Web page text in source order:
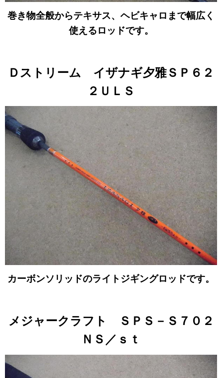
巻き物全般からテキサス、ヘビキャロまで幅広く
使えるロッドです。
Ｄストリーム イザナギ夕雅ＳＰ６２
２ＵＬＳ
カーボンソリッドのライトジギングロッドです。
メジャークラフト ＳＰＳ－Ｓ７０２
ＮＳ／ｓｔ